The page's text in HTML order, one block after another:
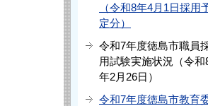
（令和8年4月1日採用
定分）
令和7年度徳島市職員
用試験実施状況（令和
年2月26日）
令和7年度徳島市教育